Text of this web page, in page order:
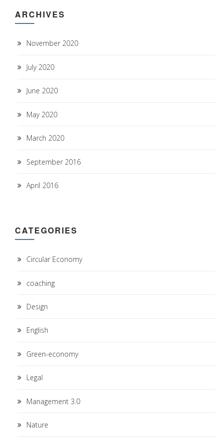
ARCHIVES
November 2020
July 2020
June 2020
May 2020
March 2020
September 2016
April 2016
CATEGORIES
Circular Economy
coaching
Design
English
Green-economy
Legal
Management 3.0
Nature